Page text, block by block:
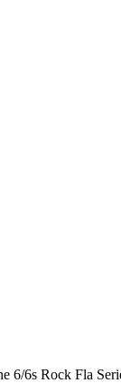
6/6s Rock Fla